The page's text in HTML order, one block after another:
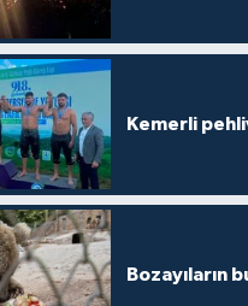
Kemerli
Bozayıların